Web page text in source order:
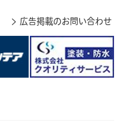
広告掲載のお問い合わせ